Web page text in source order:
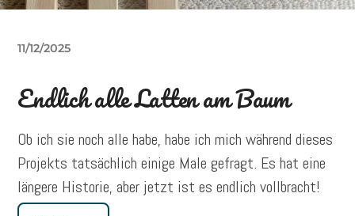
11/12/2025
Endlich alle Latten am Baum
Ob ich sie noch alle habe, habe ich mich während dieses
Projekts tatsächlich einige Male gefragt. Es hat eine
längere Historie, aber jetzt ist es endlich vollbracht!